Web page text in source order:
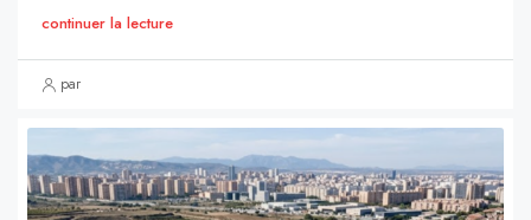
continuer la lecture
par